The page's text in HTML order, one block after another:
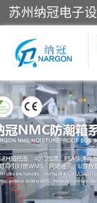
电子防潮箱
智能料架